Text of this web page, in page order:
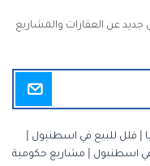
جديد عن العقارات والمشاريع
فلل للبيع في اسطنبول
اسطنبول
مشاريع حكومية